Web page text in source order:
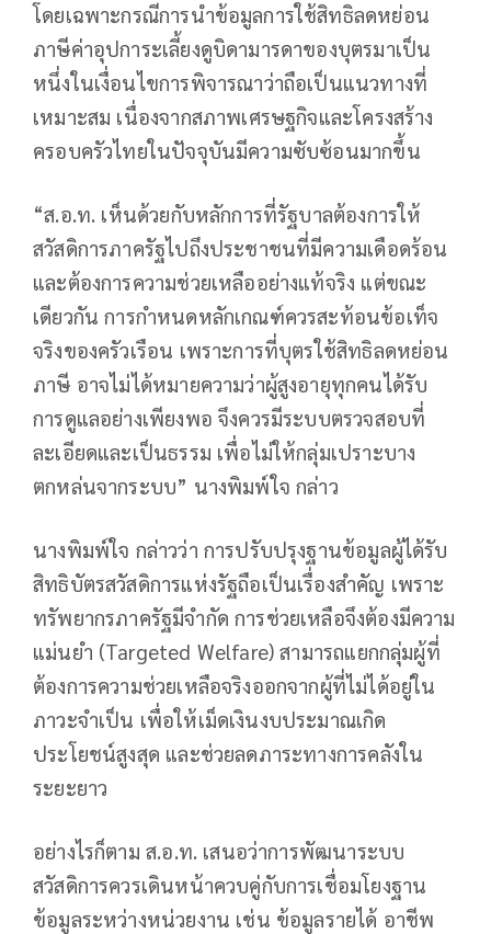
โดยเฉพาะกรณีการนำข้อมูลการใช้สิทธิลดหย่อน
ภาษีค่าอุปการะเลี้ยงดูบิดามารดาของบุตรมาเป็น
หนึ่งในเงื่อนไขการพิจารณาว่าถือเป็นแนวทางที่
เหมาะสม เนื่องจากสภาพเศรษฐกิจและโครงสร้าง
ครอบครัวไทยในปัจจุบันมีความซับซ้อนมากขึ้น
“ส.อ.ท. เห็นด้วยกับหลักการที่รัฐบาลต้องการให้
สวัสดิการภาครัฐไปถึงประชาชนที่มีความเดือดร้อน
และต้องการความช่วยเหลืออย่างแท้จริง แต่ขณะ
เดียวกัน การกำหนดหลักเกณฑ์ควรสะท้อนข้อเท็จ
จริงของครัวเรือน เพราะการที่บุตรใช้สิทธิลดหย่อน
ภาษี อาจไม่ได้หมายความว่าผู้สูงอายุทุกคนได้รับ
การดูแลอย่างเพียงพอ จึงควรมีระบบตรวจสอบที่
ละเอียดและเป็นธรรม เพื่อไม่ให้กลุ่มเปราะบาง
ตกหล่นจากระบบ” นางพิมพ์ใจ กล่าว
นางพิมพ์ใจ กล่าวว่า การปรับปรุงฐานข้อมูลผู้ได้รับ
สิทธิบัตรสวัสดิการแห่งรัฐถือเป็นเรื่องสำคัญ เพราะ
ทรัพยากรภาครัฐมีจำกัด การช่วยเหลือจึงต้องมีความ
แม่นยำ (Targeted Welfare) สามารถแยกกลุ่มผู้ที่
ต้องการความช่วยเหลือจริงออกจากผู้ที่ไม่ได้อยู่ใน
ภาวะจำเป็น เพื่อให้เม็ดเงินงบประมาณเกิด
ประโยชน์สูงสุด และช่วยลดภาระทางการคลังใน
ระยะยาว
อย่างไรก็ตาม ส.อ.ท. เสนอว่าการพัฒนาระบบ
สวัสดิการควรเดินหน้าควบคู่กับการเชื่อมโยงฐาน
ข้อมูลระหว่างหน่วยงาน เช่น ข้อมูลรายได้ อาชีพ